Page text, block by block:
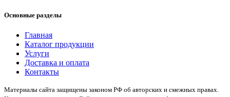
Основные разделы
Главная
Каталог продукции
Услуги
Доставка и оплата
Контакты
Материалы сайта защищены законом РФ об авторских и смежных правах.